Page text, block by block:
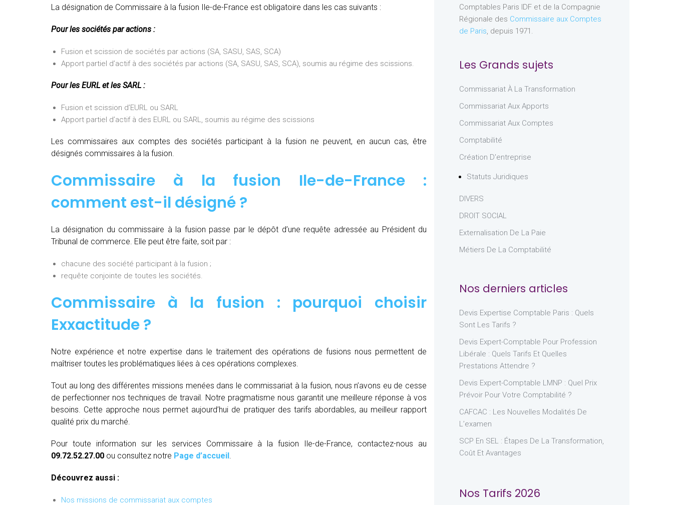
La désignation de Commissaire à la fusion Ile-de-France est obligatoire dans les cas suivants :
Pour les sociétés par actions :
Fusion et scission de sociétés par actions (SA, SASU, SAS, SCA)
Apport partiel d’actif à des sociétés par actions (SA, SASU, SAS, SCA), soumis au régime des scissions.
Pour les EURL et les SARL :
Fusion et scission d’EURL ou SARL
Apport partiel d’actif à des EURL ou SARL, soumis au régime des scissions
Les commissaires aux comptes des sociétés participant à la fusion ne peuvent, en aucun cas, être
désignés commissaires à la fusion.
Commissaire à la fusion Ile-de-France :
comment est-il désigné ?
La désignation du commissaire à la fusion passe par le dépôt d’une requête adressée au Président du
Tribunal de commerce. Elle peut être faite, soit par :
chacune des société participant à la fusion ;
requête conjointe de toutes les sociétés.
Commissaire à la fusion : pourquoi choisir
Exxactitude ?
Notre expérience et notre expertise dans le traitement des opérations de fusions nous permettent de
maîtriser toutes les problématiques liées à ces opérations complexes.
Tout au long des différentes missions menées dans le commissariat à la fusion, nous n’avons eu de cesse
de perfectionner nos techniques de travail. Notre pragmatisme nous garantit une meilleure réponse à vos
besoins. Cette approche nous permet aujourd’hui de pratiquer des tarifs abordables, au meilleur rapport
qualité prix du marché.
Pour toute information sur les services Commissaire à la fusion Ile-de-France, contactez-nous au
09.72.52.27.00 ou consultez notre Page d’accueil.
Découvrez aussi :
Nos missions de commissariat aux comptes
Comptables Paris IDF et de la Compagnie
Régionale des Commissaire aux Comptes
de Paris, depuis 1971.
Les Grands sujets
Commissariat À La Transformation
Commissariat Aux Apports
Commissariat Aux Comptes
Comptabilité
Création D'entreprise
Statuts Juridiques
DIVERS
DROIT SOCIAL
Externalisation De La Paie
Métiers De La Comptabilité
Nos derniers articles
Devis Expertise Comptable Paris : Quels
Sont Les Tarifs ?
Devis Expert-Comptable Pour Profession
Libérale : Quels Tarifs Et Quelles
Prestations Attendre ?
Devis Expert-Comptable LMNP : Quel Prix
Prévoir Pour Votre Comptabilité ?
CAFCAC : Les Nouvelles Modalités De
L’examen
SCP En SEL : Étapes De La Transformation,
Coût Et Avantages
Nos Tarifs 2026